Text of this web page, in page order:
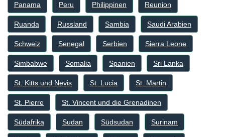
Panama Peru Philippinen Reunion
Ruanda Russland Sambia Saudi Arabien
Schweiz Senegal Serbien Sierra Leone
Simbabwe Somalia Spanien Sri Lanka
St. Kitts und Nevis St. Lucia St. Martin
St. Pierre St. Vincent und die Grenadinen
Südafrika Sudan Südsudan Surinam